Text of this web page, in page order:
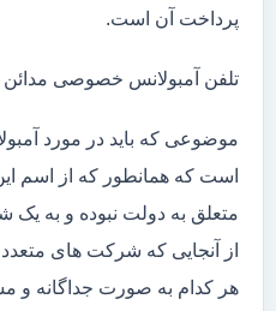
پرداخت آن است.
تلفن آمبولانس خصوصی مدائن
موضوعی که باید در مورد
است که همانطور که از اسم
متعلق به دولت نبوده و به
از آنجایی که شرکت های
هر کدام به صورت جداگانه و